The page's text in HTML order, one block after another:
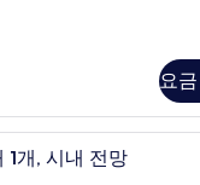
요
프리미어룸, 킹사이즈침
1개, 시내 전망